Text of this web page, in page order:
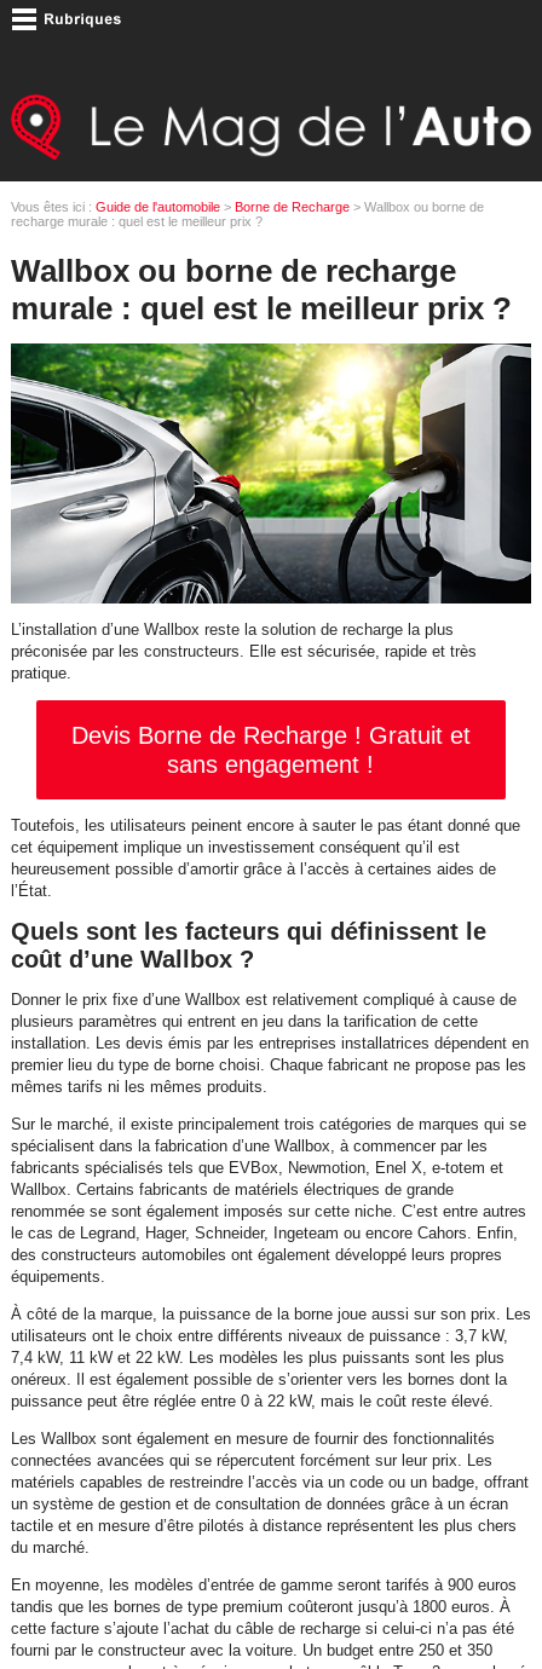
Vous êtes ici : Guide de l'automobile> Borne de Recharge> Wallbox ou borne de
recharge murale : quel est le meilleur prix ?
Wallbox ou borne de recharge
murale : quel est le meilleur prix ?
L’installation d’une Wallbox reste la solution de recharge la plus
préconisée par les constructeurs. Elle est sécurisée, rapide et très
pratique.
Devis Borne de Recharge ! Gratuit et
sans engagement !
Toutefois, les utilisateurs peinent encore à sauter le pas étant donné que
cet équipement implique un investissement conséquent qu’il est
heureusement possible d’amortir grâce à l’accès à certaines aides de
l’État.
Quels sont les facteurs qui définissent le
coût d’une Wallbox ?
Donner le prix fixe d’une Wallbox est relativement compliqué à cause de
plusieurs paramètres qui entrent en jeu dans la tarification de cette
installation. Les devis émis par les entreprises installatrices dépendent en
premier lieu du type de borne choisi. Chaque fabricant ne propose pas les
mêmes tarifs ni les mêmes produits.
Sur le marché, il existe principalement trois catégories de marques qui se
spécialisent dans la fabrication d’une Wallbox, à commencer par les
fabricants spécialisés tels que EVBox, Newmotion, Enel X, e-totem et
Wallbox. Certains fabricants de matériels électriques de grande
renommée se sont également imposés sur cette niche. C’est entre autres
le cas de Legrand, Hager, Schneider, Ingeteam ou encore Cahors. Enfin,
des constructeurs automobiles ont également développé leurs propres
équipements.
À côté de la marque, la puissance de la borne joue aussi sur son prix. Les
utilisateurs ont le choix entre différents niveaux de puissance : 3,7 kW,
7,4 kW, 11 kW et 22 kW. Les modèles les plus puissants sont les plus
onéreux. Il est également possible de s’orienter vers les bornes dont la
puissance peut être réglée entre 0 à 22 kW, mais le coût reste élevé.
Les Wallbox sont également en mesure de fournir des fonctionnalités
connectées avancées qui se répercutent forcément sur leur prix. Les
matériels capables de restreindre l’accès via un code ou un badge, offrant
un système de gestion et de consultation de données grâce à un écran
tactile et en mesure d’être pilotés à distance représentent les plus chers
du marché.
En moyenne, les modèles d’entrée de gamme seront tarifés à 900 euros
tandis que les bornes de type premium coûteront jusqu’à 1800 euros. À
cette facture s’ajoute l’achat du câble de recharge si celui-ci n’a pas été
fourni par le constructeur avec la voiture. Un budget entre 250 et 350